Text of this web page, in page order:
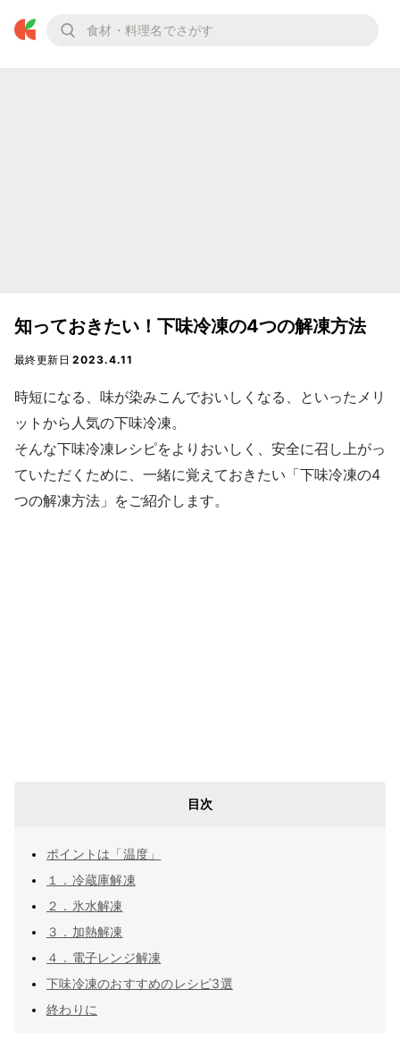
知っておきたい！下味冷凍の4つの解凍方法
最終更新日2023.4.11
時短になる、味が染みこんでおいしくなる、といったメリ
ットから人気の下味冷凍。
そんな下味冷凍レシピをよりおいしく、安全に召し上がっ
ていただくために、一緒に覚えておきたい「下味冷凍の4
つの解凍方法」をご紹介します。
目次
ポイントは「温度」
１．冷蔵庫解凍
２．氷水解凍
３．加熱解凍
４．電子レンジ解凍
下味冷凍のおすすめのレシピ3選
終わりに